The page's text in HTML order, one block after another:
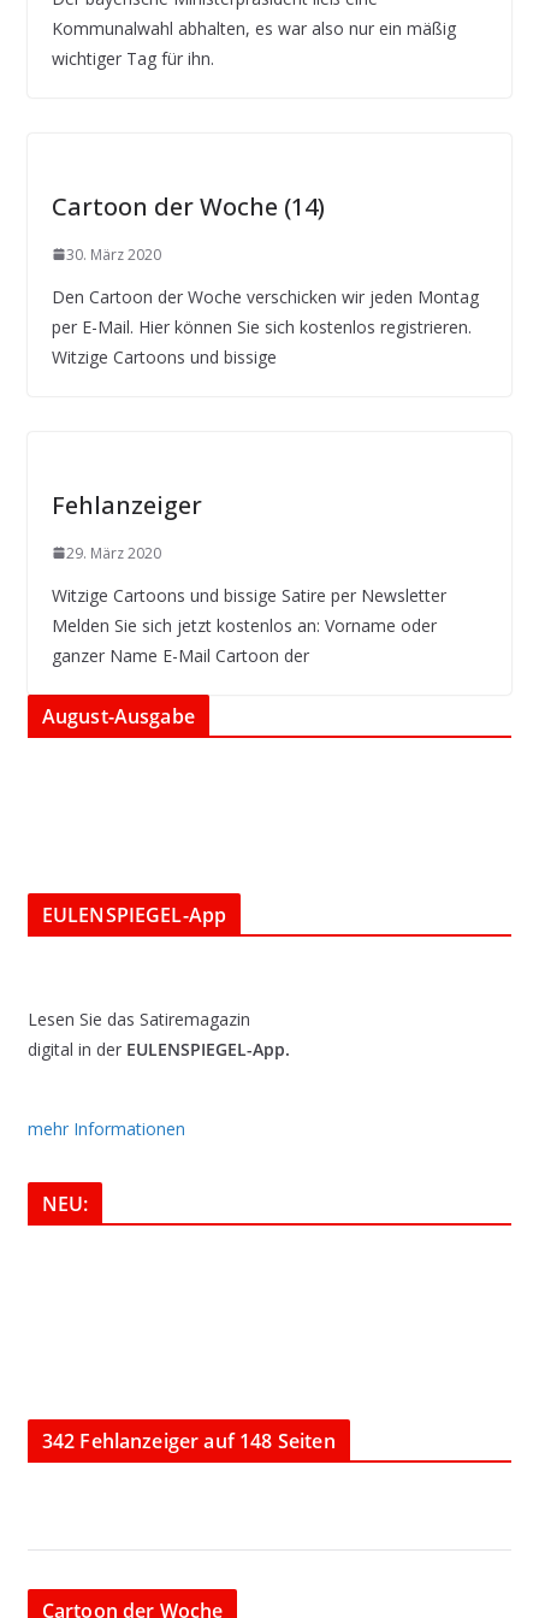
Kommunalwahl abhalten, es war also nur ein mäßig
wichtiger Tag für ihn.
Cartoon der Woche (14)
30. März 2020
Den Cartoon der Woche verschicken wir jeden Montag
per E-Mail. Hier können Sie sich kostenlos registrieren.
Witzige Cartoons und bissige
Fehlanzeiger
29. März 2020
Witzige Cartoons und bissige Satire per Newsletter
Melden Sie sich jetzt kostenlos an: Vorname oder
ganzer Name E-Mail Cartoon der
August-Ausgabe
EULENSPIEGEL-App
Lesen Sie das Satiremagazin
digital in der EULENSPIEGEL-App.
mehr Informationen
NEU:
342 Fehlanzeiger auf 148 Seiten
Cartoon der Woche